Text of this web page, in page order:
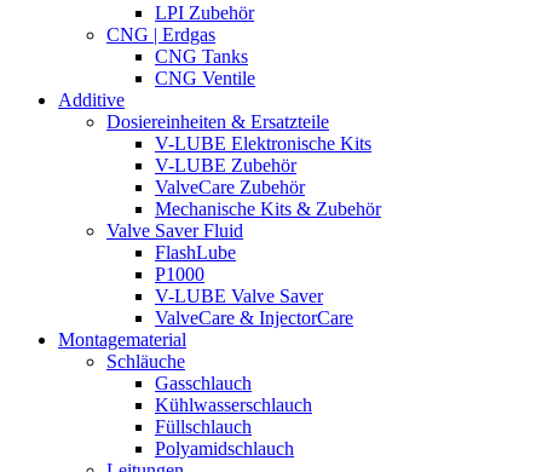
LPI Zubehör
CNG | Erdgas
CNG Tanks
CNG Ventile
Additive
Dosiereinheiten & Ersatzteile
V-LUBE Elektronische Kits
V-LUBE Zubehör
ValveCare Zubehör
Mechanische Kits & Zubehör
Valve Saver Fluid
FlashLube
P1000
V-LUBE Valve Saver
ValveCare & InjectorCare
Montagematerial
Schläuche
Gasschlauch
Kühlwasserschlauch
Füllschlauch
Polyamidschlauch